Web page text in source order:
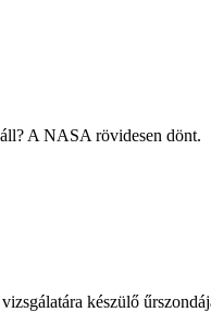
A NASA rövidesen dönt.
készülő